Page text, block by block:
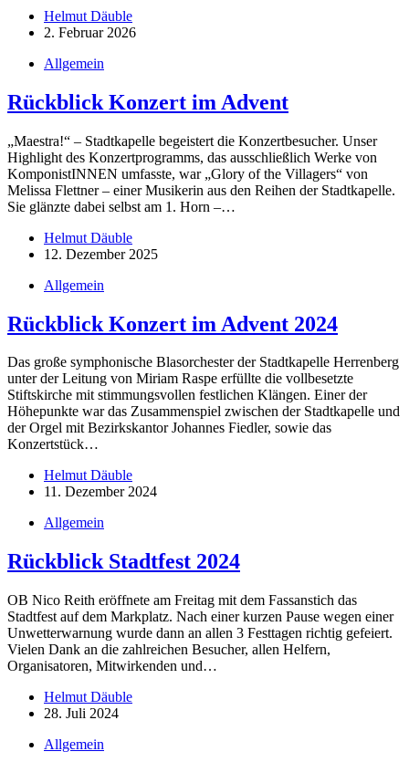
Helmut Däuble
2. Februar 2026
Allgemein
Rückblick Konzert im Advent
„Maestra!“ – Stadtkapelle begeistert die Konzertbesucher. Unser
Highlight des Konzertprogramms, das ausschließlich Werke von
KomponistINNEN umfasste, war „Glory of the Villagers“ von
Melissa Flettner – einer Musikerin aus den Reihen der Stadtkapelle.
Sie glänzte dabei selbst am 1. Horn –…
Helmut Däuble
12. Dezember 2025
Allgemein
Rückblick Konzert im Advent 2024
Das große symphonische Blasorchester der Stadtkapelle Herrenberg
unter der Leitung von Miriam Raspe erfüllte die vollbesetzte
Stiftskirche mit stimmungsvollen festlichen Klängen. Einer der
Höhepunkte war das Zusammenspiel zwischen der Stadtkapelle und
der Orgel mit Bezirkskantor Johannes Fiedler, sowie das
Konzertstück…
Helmut Däuble
11. Dezember 2024
Allgemein
Rückblick Stadtfest 2024
OB Nico Reith eröffnete am Freitag mit dem Fassanstich das
Stadtfest auf dem Markplatz. Nach einer kurzen Pause wegen einer
Unwetterwarnung wurde dann an allen 3 Festtagen richtig gefeiert.
Vielen Dank an die zahlreichen Besucher, allen Helfern,
Organisatoren, Mitwirkenden und…
Helmut Däuble
28. Juli 2024
Allgemein